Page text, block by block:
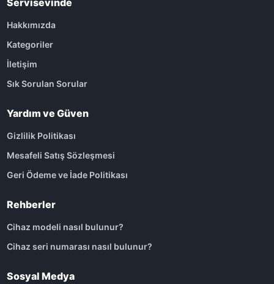
Servisevinde
Hakkımızda
Kategoriler
İletişim
Sık Sorulan Sorular
Yardım ve Güven
Gizlilik Politikası
Mesafeli Satış Sözleşmesi
Geri Ödeme ve İade Politikası
Rehberler
Cihaz modeli nasıl bulunur?
Cihaz seri numarası nasıl bulunur?
Sosyal Medya